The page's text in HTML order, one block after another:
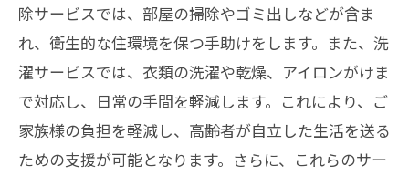
除サービスでは、部屋の掃除やゴミ出しなどが含ま
れ、衛生的な住環境を保つ手助けをします。また、洗
濯サービスでは、衣類の洗濯や乾燥、アイロンがけま
で対応し、日常の手間を軽減します。これにより、ご
家族様の負担を軽減し、高齢者が自立した生活を送る
ための支援が可能となります。さらに、これらのサー